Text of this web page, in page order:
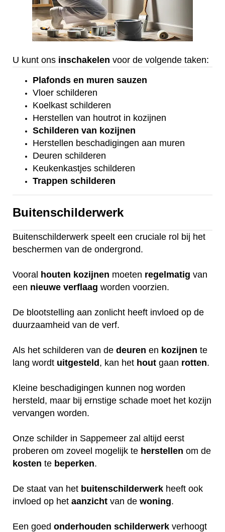
U kunt ons inschakelen voor de volgende taken:
Plafonds en muren sauzen
Vloer schilderen
Koelkast schilderen
Herstellen van houtrot in kozijnen
Schilderen van kozijnen
Herstellen beschadigingen aan muren
Deuren schilderen
Keukenkastjes schilderen
Trappen schilderen
Buitenschilderwerk
Buitenschilderwerk speelt een cruciale rol bij het
beschermen van de ondergrond.
Vooral houten kozijnen moeten regelmatig van
een nieuwe verflaag worden voorzien.
De blootstelling aan zonlicht heeft invloed op de
duurzaamheid van de verf.
Als het schilderen van de deuren en kozijnen te
lang wordt uitgesteld, kan het hout gaan rotten.
Kleine beschadigingen kunnen nog worden
hersteld, maar bij ernstige schade moet het kozijn
vervangen worden.
Onze schilder in Sappemeer zal altijd eerst
proberen om zoveel mogelijk te herstellen om de
kosten te beperken.
De staat van het buitenschilderwerk heeft ook
invloed op het aanzicht van de woning.
Een goed onderhouden schilderwerk verhoogt